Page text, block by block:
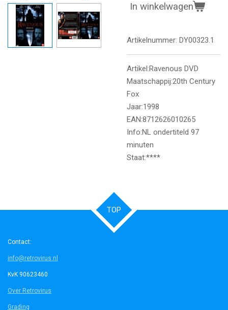
In winkelwagen
Artikelnummer: DY00323.1
Artikel:Ravenous DVD
Maatschappij:20th Century
Fox
Jaar:1998
EAN:8712626010265
Info:NL ondertiteld 97
minuten
Staat:****
TOP
Contact:
info@retrovirus.nl
KvK 90623460
Over Retrovirus
Grading